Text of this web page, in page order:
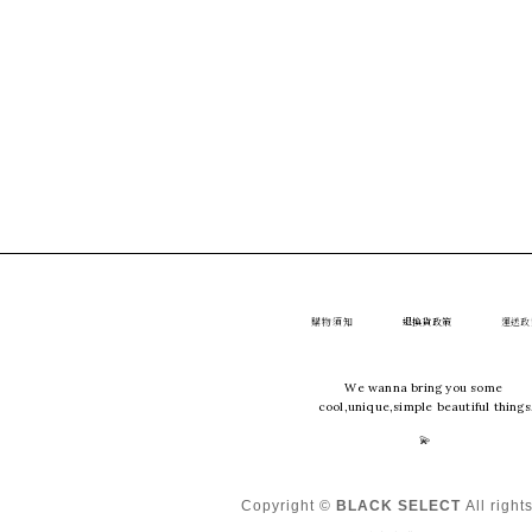
購物須知 退換貨政策 運送政
We wanna bring you some
cool,unique,simple beautiful things.
💫
Copyright © BLACK SELECT All